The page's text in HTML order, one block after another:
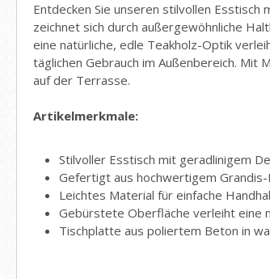
Entdecken Sie unseren stilvollen
zeichnet sich durch außergewöhnliche
eine natürliche, edle Teakholz-Optik
täglichen Gebrauch im Außenbereich.
auf der Terrasse.
Artikelmerkmale:
Stilvoller Esstisch mit geradlinigem
Gefertigt aus hochwertigem
Leichtes Material für einfache
Gebürstete Oberfläche verleiht eine
Tischplatte aus poliertem Beton in